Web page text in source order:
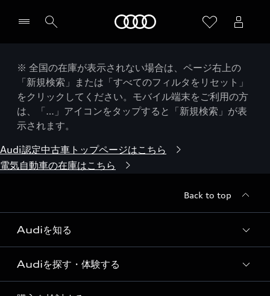
※ 全国の在庫が表示されない場合は、ページ右上の
「新規検索」または「すべてのフィルタをリセット」
をクリックしてください。モバイル端末をご利用の方
は、「…」アイコンをタップすると「新規検索」が表
示されます。
Audi認定中古車トップページはこちら
電気自動車の在庫はこちら
Back to top
Audiを知る
Audi ブランド
Story of Progress
Audiを探す・体験する